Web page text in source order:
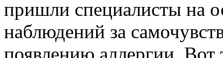
пришли специалисты на
наблюдений за
появлению аллергии.